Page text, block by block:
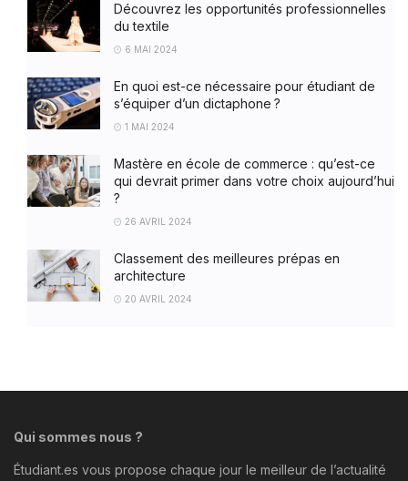
Découvrez les opportunités professionnelles
du textile
6 MAI 2024
En quoi est-ce nécessaire pour étudiant de
s’équiper d’un dictaphone ?
1 MAI 2024
Mastère en école de commerce : qu’est-ce
qui devrait primer dans votre choix aujourd’hui
?
26 AVRIL 2024
Classement des meilleures prépas en
architecture
20 AVRIL 2024
Qui sommes nous ?
Étudiant.es vous propose chaque jour le meilleur de l’actualité